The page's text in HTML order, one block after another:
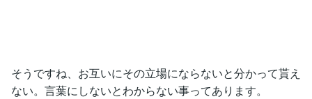
そうですね、お互いにその立場にならないと分かって貰え
ない。言葉にしないとわからない事ってあります。